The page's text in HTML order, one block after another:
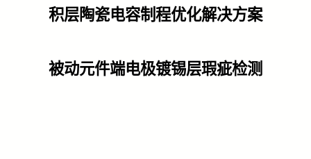
积层陶瓷电容制程优化解决方案
被动元件端电极镀锡层瑕疵检测